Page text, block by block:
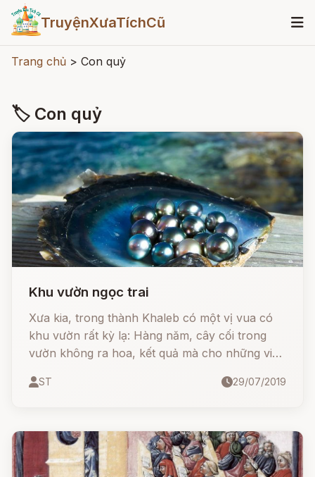
TruyệnXưaTíchCũ
Trang chủ > Con quỷ
🏷 Con quỷ
Khu vườn ngọc trai
Xưa kia, trong thành Khaleb có một vị vua có
khu vườn rất kỳ lạ: Hàng năm, cây cối trong
vườn không ra hoa, kết quả mà cho những viên
ST 29/07/2019